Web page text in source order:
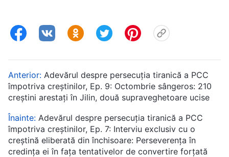
Anterior: Adevărul despre persecuția tiranică a PCC
împotriva creștinilor, Ep. 9: Octombrie sângeros: 210
creștini arestați în Jilin, două supraveghetoare ucise
Înainte: Adevărul despre persecuția tiranică a PCC
împotriva creștinilor, Ep. 7: Interviu exclusiv cu o
creștină eliberată din închisoare: Perseverența în
credința ei în fața tentativelor de convertire forțată